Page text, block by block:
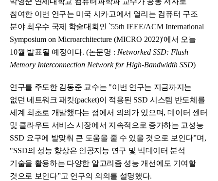
참여한 이번 연구는 미국 시카고에서 열리는 컴퓨터 구조
분야 최우수 국제 학술대회인 `55th IEEE/ACM International
Symposium on Microarchitecture (MICRO 2022)'에서 오늘
10월 발표될 예정이다. (논문명 : Networked SSD: Flash
Memory Interconnection Network for High-Bandwidth SSD)
연구를 주도한 김동준 교수는 "이번 연구는 지금까지는
없던 네트워크 패킷(packet)이 적용된 SSD 시스템 반도체를
세계 최초로 개발했다는 점에서 의의가 있으며,데이터 센터
및 클라우드 서비스 시장에서 지속적으로 증가하는 고성능
SSD 요구에 발맞춰 큰 도움을 줄 수 있을 것으로 보인다ˮ며 ,
"SSD의 성능 향상은 인공지능 연구 및 빅데이터 분석
기술을 활용하는 다양한 알고리즘 성능 개선에도 기여할
것으로 보인다ˮ고 연구의 의의를 설명했다.